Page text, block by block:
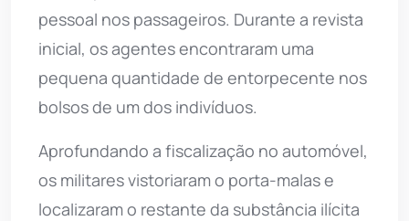
pessoal nos passageiros. Durante a revista
inicial, os agentes encontraram uma
pequena quantidade de entorpecente nos
bolsos de um dos indivíduos.
Aprofundando a fiscalização no automóvel,
os militares vistoriaram o porta-malas e
localizaram o restante da substância ilícita